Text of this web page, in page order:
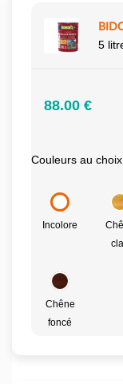
5
88.00 €
Couleurs au
Incolore
Chêne
foncé